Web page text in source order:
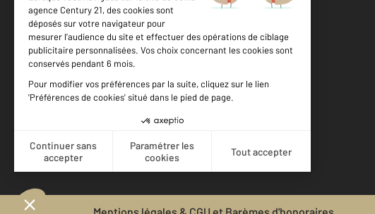
Votre agence est notée
Achat
Location